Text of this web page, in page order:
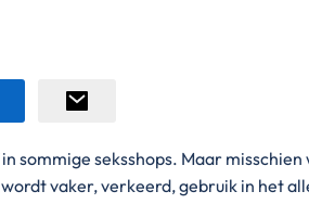
sommige seksshops. Maar
vaker, verkeerd, gebruik in het